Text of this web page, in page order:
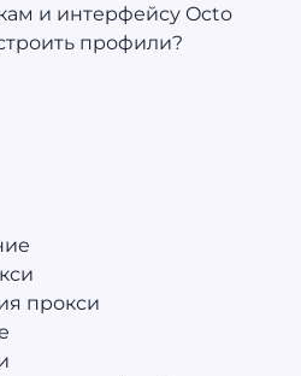
и интерфейсу Octo
профили?
прокси